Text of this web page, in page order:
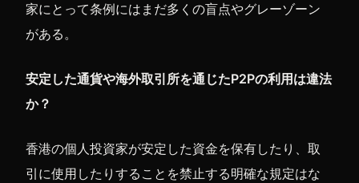
家にとって条例にはまだ多くの盲点やグレーゾーン
がある。
安定した通貨や海外取引所を通じたP2Pの利用は違法
か？
香港の個人投資家が安定した資金を保有したり、取
引に使用したりすることを禁止する明確な規定はな